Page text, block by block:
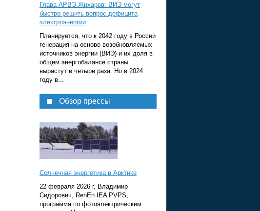
Глава АРВЭ Жихарев: ВИЭ могут
быстро решить вопрос дефицита
электроэнергии
Планируется, что к 2042 году в России
генерация на основе возобновляемых
источников энергии (ВИЭ) и их доля в
общем энергобалансе страны
вырастут в четыре раза. Но в 2024
году в...
Обзор прессы
Солнечная энергетика в Арктике
22 февраля 2026 г, Владимир
Сидорович, RenEn IEA PVPS,
программа по фотоэлектрическим